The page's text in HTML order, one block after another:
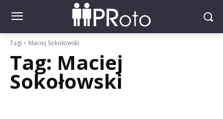
Tagi Maciej Sokołowski
Tag: Maciej
Sokołowski